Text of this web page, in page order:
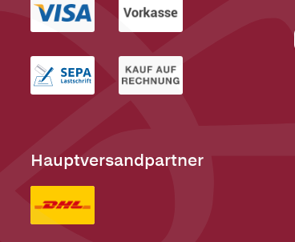
Hauptversandpartner